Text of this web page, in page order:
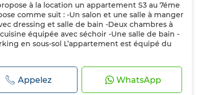
à la location un appartement S3 au 7éme
comme suit : -Un salon et une salle à manger
dressing et salle de bain -Deux chambres à
équipée avec séchoir -Une salle de bain -
en sous-sol L’appartement est équipé du
Appelez WhatsApp